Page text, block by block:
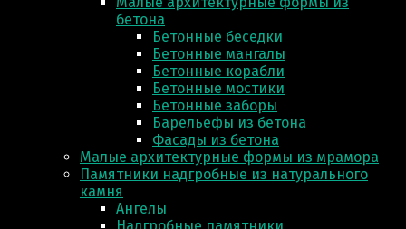
бетона
Бетонные беседки
Бетонные мангалы
Бетонные корабли
Бетонные мостики
Бетонные заборы
Барельефы из бетона
Фасады из бетона
Малые архитектурные формы из мрамора
Памятники надгробные из натурального
камня
Ангелы